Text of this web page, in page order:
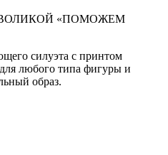
«ПОМОЖЕМ
силуэта с принтом
любого типа фигуры и
образ.